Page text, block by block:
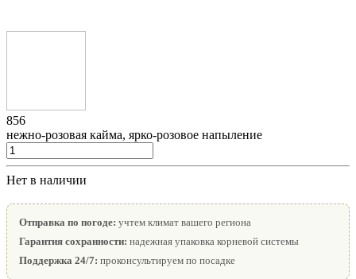
856
нежно-розовая кайма, ярко-розовое напыление
Нет в наличии
Отправка по погоде: учтем климат вашего региона
Гарантия сохранности: надежная упаковка корневой системы
Поддержка 24/7: проконсультируем по посадке